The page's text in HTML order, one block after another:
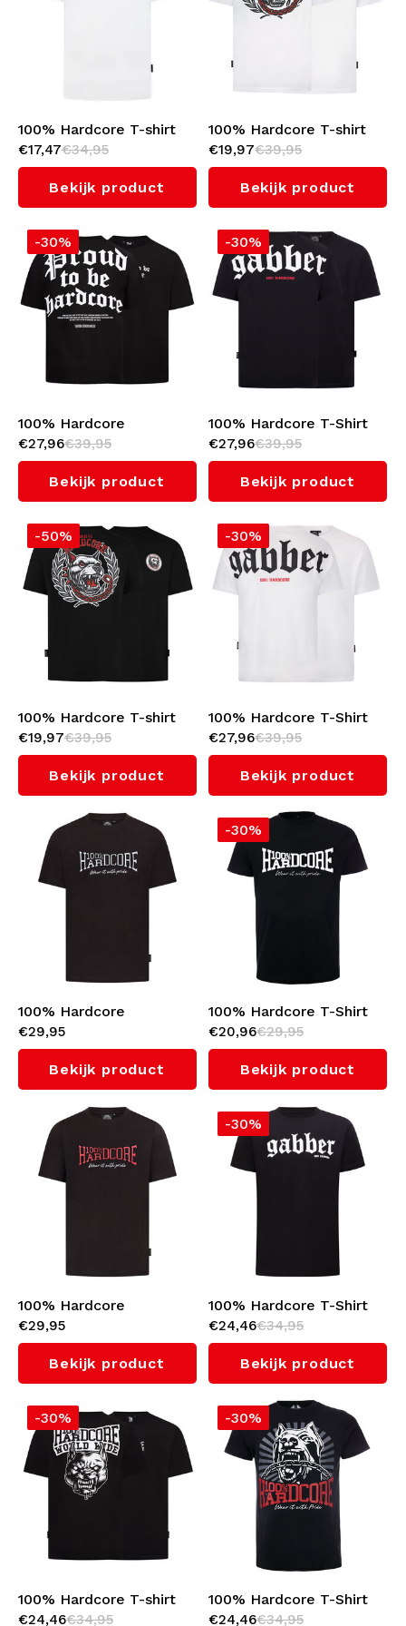
100% Hardcore T-shirt
'Apparel' (White)
€17,47€34,95
Bekijk product
100% Hardcore T-shirt
'Unleashed' (White)
€19,97€39,95
Bekijk product
-30%
100% Hardcore
Oversized T-shirt 'Proud
to be Hardcore' (Black)
€27,96€39,95
Bekijk product
-30%
100% Hardcore T-Shirt
'Gabber' Big Logo
(Black)
€27,96€39,95
Bekijk product
-50%
100% Hardcore T-shirt
'Unleashed' (Black)
€19,97€39,95
Bekijk product
-30%
100% Hardcore T-Shirt
'Gabber' Big Logo
(White)
€27,96€39,95
Bekijk product
100% Hardcore
Reliëfdruk T-shirt
'Essential' (Black/White)
€29,95
Bekijk product
-30%
100% Hardcore T-Shirt
'Wear It With Pride'
€20,96€29,95
Bekijk product
100% Hardcore
Reliëfdruk T-shirt
'Essential' (Black/Red)
€29,95
Bekijk product
-30%
100% Hardcore T-Shirt
'GABBER' (Black)
€24,46€34,95
Bekijk product
-30%
100% Hardcore T-shirt
'Worldwide'
€24,46€34,95
-30%
100% Hardcore T-Shirt
'Dog*1'
€24,46€34,95